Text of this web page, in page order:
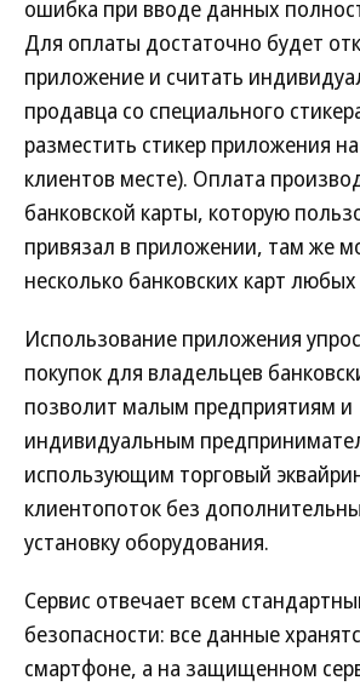
ошибка при вводе данных
Для оплаты достаточно будет
приложение и считать
продавца со специального
разместить стикер приложения
клиентов месте). Оплата
банковской карты, которую
привязал в приложении, там же
несколько банковских карт
Использование приложения
покупок для владельцев
позволит малым предприятиям и
индивидуальным
использующим торговый
клиентопоток без
установку оборудования.
Сервис отвечает всем
безопасности: все данные
смартфоне, а на защищенном